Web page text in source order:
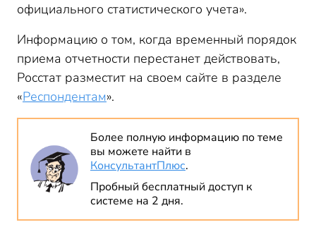
официального статистического учета».
Информацию о том, когда временный порядок
приема отчетности перестанет действовать,
Росстат разместит на своем сайте в разделе
«Респондентам».
Более полную информацию по теме
вы можете найти в
КонсультантПлюс.
Пробный бесплатный доступ к
системе на 2 дня.